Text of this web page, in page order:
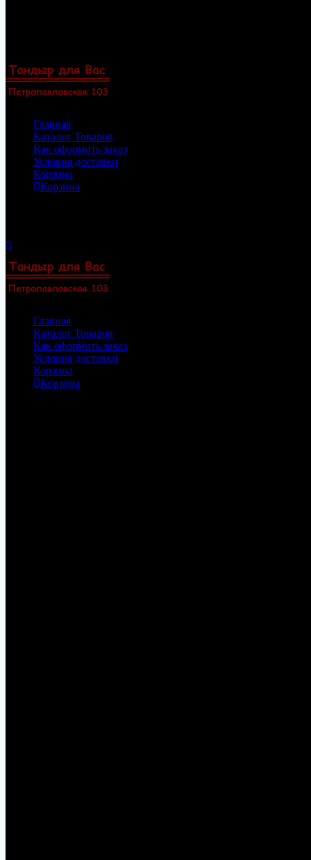
Главная
Каталог Товаров
Как оформить заказ
Условия доставки
Корзина
Корзина
Главная
Каталог Товаров
Как оформить заказ
Условия доставки
Корзина
Корзина